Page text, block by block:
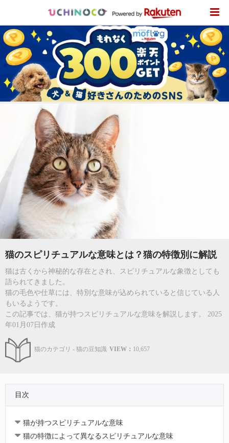
猫のスピリチュアルな意味とは？猫の特徴別に解説
猫は古くから神秘的な存在とされ、スピリチュアルな象徴としても
語られてきました。
猫の毛色や仕草には、特別な意味が込められていると信じている人
もいるようです。
この記事では、猫が持つスピリチュアルな意味を解説します。 2025
年01月07日作成
猫のカテゴリ - 猫の豆知識 VIEW： 10,657
目次
猫が持つスピリチュアルな意味
猫の特徴によって異なるスピリチュアルな意味